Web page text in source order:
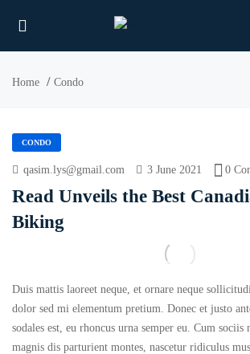
(PROPERTIES)
(MEMBERS)
Home Condo
CONDO
qasim.lys@gmail.com 3 June 2021 0
Read Unveils the Best
Biking
Duis mattis laoreet neque, et ornare neque
dolor sed mi elementum pretium. Donec et justo
sodales est, eu rhoncus urna semper eu. Cum sociis
magnis dis parturient montes, nascetur ridiculus